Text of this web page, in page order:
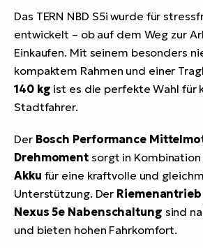
Das TERN NBD S5i wurde für
entwickelt – ob auf dem Weg zur
Einkaufen. Mit seinem besonders
kompaktem Rahmen und einer
140 kg ist es die perfekte Wahl für
Stadtfahrer.
Der Bosch Performance
Drehmoment sorgt in
Akku für eine kraftvolle und
Unterstützung. Der Riemenantrieb
Nexus 5e Nabenschaltung sind
und bieten hohen Fahrkomfort.